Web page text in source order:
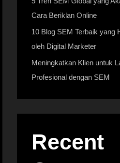
Cara Beriklan Online
10 Blog SEM Terbaik yang
oleh Digital Marketer
Meningkatkan Klien untuk
Profesional dengan SEM
Recent